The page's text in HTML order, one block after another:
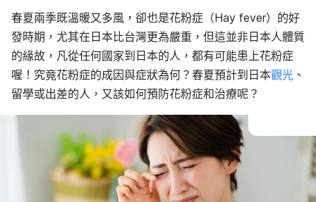
春夏兩季既溫暖又多風，卻也是花粉症（Hay fever）的好
發時期，尤其在日本比台灣更為嚴重，但這並非日本人體質
的緣故，凡從任何國家到日本的人，都有可能患上花粉症
喔！究竟花粉症的成因與症狀為何？春夏預計到日本觀光 、
留學或出差的人，又該如何預防花粉症和治療呢？